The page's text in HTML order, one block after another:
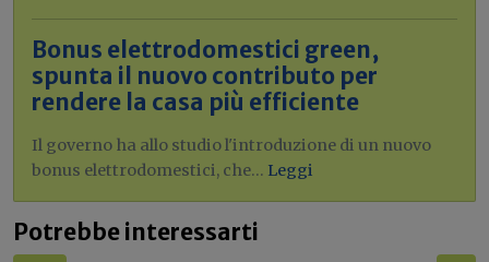
Bonus elettrodomestici green,
spunta il nuovo contributo per
rendere la casa più efficiente
Il governo ha allo studio l'introduzione di un nuovo
bonus elettrodomestici, che... Leggi
Potrebbe interessarti